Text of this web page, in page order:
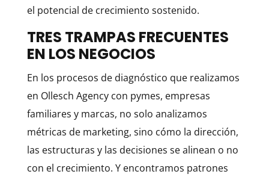
el potencial de crecimiento sostenido.
TRES TRAMPAS FRECUENTES
EN LOS NEGOCIOS
En los procesos de diagnóstico que realizamos
en Ollesch Agency con pymes, empresas
familiares y marcas, no solo analizamos
métricas de marketing, sino cómo la dirección,
las estructuras y las decisiones se alinean o no
con el crecimiento. Y encontramos patrones